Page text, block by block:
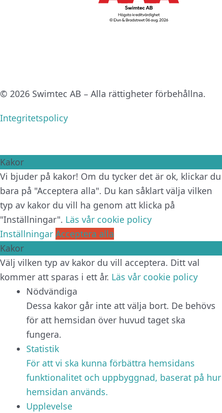
© 2026 Swimtec AB – Alla rättigheter förbehållna.
Integritetspolicy
Kakor
Vi bjuder på kakor! Om du tycker det är ok, klickar du
bara på "Acceptera alla". Du kan såklart välja vilken
typ av kakor du vill ha genom att klicka på
"Inställningar". Läs vår cookie policy
Inställningar Acceptera alla
Kakor
Välj vilken typ av kakor du vill acceptera. Ditt val
kommer att sparas i ett år. Läs vår cookie policy
Nödvändiga
Dessa kakor går inte att välja bort. De behövs
för att hemsidan över huvud taget ska
fungera.
Statistik
För att vi ska kunna förbättra hemsidans
funktionalitet och uppbyggnad, baserat på hur
hemsidan används.
Upplevelse